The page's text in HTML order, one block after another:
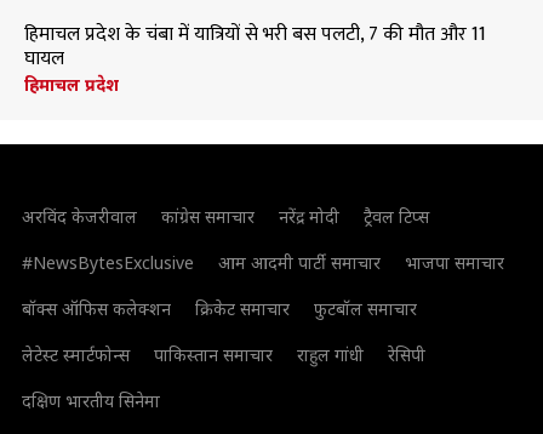
हिमाचल प्रदेश के चंबा में यात्रियों से भरी बस पलटी, 7 की मौत और 11
घायल
हिमाचल प्रदेश
अरविंद केजरीवाल कांग्रेस समाचार नरेंद्र मोदी
ट्रैवल टिप्स
#NewsBytesExclusive
आम आदमी पार्टी समाचार
भाजपा समाचार
बॉक्स ऑफिस कलेक्शन
क्रिकेट समाचार
फुटबॉल समाचार
लेटेस्ट स्मार्टफोन्स
पाकिस्तान समाचार राहुल गांधी
रेसिपी
दक्षिण भारतीय सिनेमा